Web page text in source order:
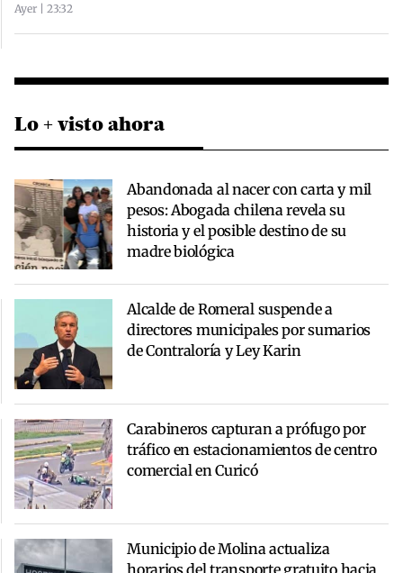
Ayer | 23:32
Lo + visto ahora
Abandonada al nacer con carta y mil
pesos: Abogada chilena revela su
historia y el posible destino de su
madre biológica
Alcalde de Romeral suspende a
directores municipales por sumarios
de Contraloría y Ley Karin
Carabineros capturan a prófugo por
tráfico en estacionamientos de centro
comercial en Curicó
Municipio de Molina actualiza
horarios del transporte gratuito hacia